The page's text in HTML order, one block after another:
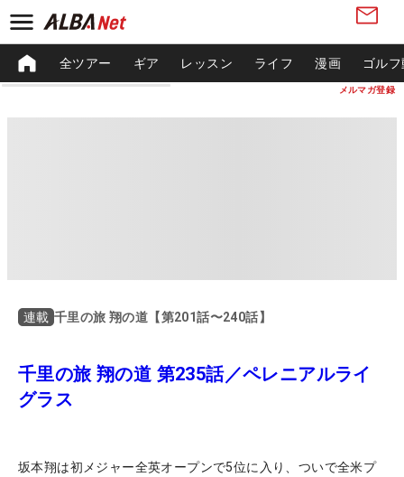
メルマガ登録
全ツアー ギア レッスン ライフ 漫画 ゴル
連載 千里の旅 翔の道【第201話〜240話】
千里の旅 翔の道 第235話／ペレニアルライ
グラス
坂本翔は初メジャー全英オープンで5位に入り、ついで全米プ